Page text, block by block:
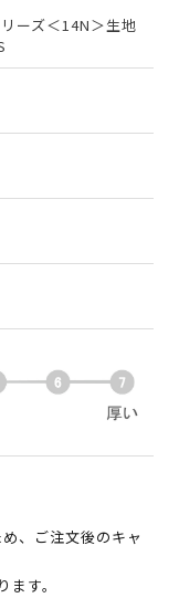
ーズ＜14N＞生地
、ご注文後のキャ
す。